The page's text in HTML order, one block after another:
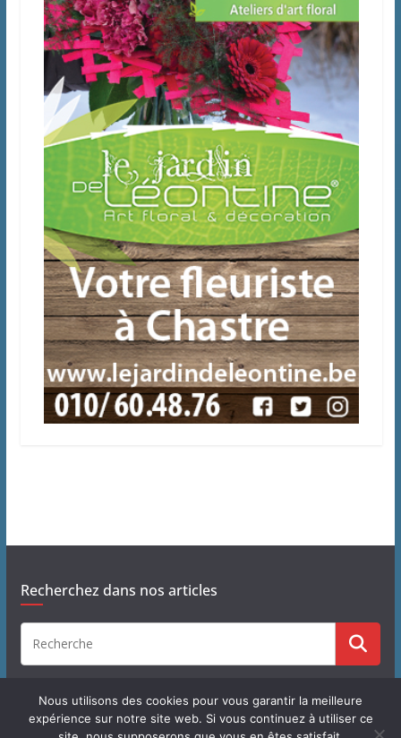
Recherchez dans nos articles
Nous utilisons des cookies pour vous garantir la meilleure
expérience sur notre site web. Si vous continuez à utiliser ce